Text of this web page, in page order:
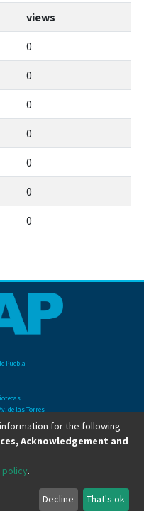
views
0
0
0
0
0
0
0
Puebla
de las Torres
San Manuel
Ext 2901
- BUAP 2024. All right reserved.
for the following
Acknowledgement and
policy.
Decline That's ok